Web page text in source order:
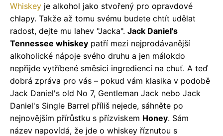
Whiskey je alkohol jako stvořený pro opravdové
chlapy. Takže až tomu svému budete chtít udělat
radost, dejte mu lahev "Jacka". Jack Daniel's
Tennessee whiskey patří mezi nejprodávanější
alkoholické nápoje svého druhu a jen málokdo
nepřijde vytříbené směsici ingrediencí na chuť. A teď
dobrá zpráva pro vás – pokud vám klasika v podobě
Jack Daniel's old No 7, Gentleman Jack nebo Jack
Daniel's Single Barrel příliš nejede, sáhněte po
nejnovějším přírůstku s přízviskem Honey. Sám
název napovídá, že jde o whiskey říznutou s